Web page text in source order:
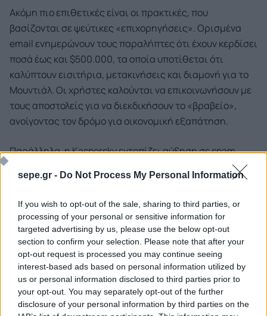
sepe.gr - Do Not Process My Personal Information
If you wish to opt-out of the sale, sharing to third parties, or
processing of your personal or sensitive information for
targeted advertising by us, please use the below opt-out
section to confirm your selection. Please note that after your
opt-out request is processed you may continue seeing
interest-based ads based on personal information utilized by
us or personal information disclosed to third parties prior to
your opt-out. You may separately opt-out of the further
disclosure of your personal information by third parties on the
Ακόμη πιο επιθετικές είναι οι πρακτικές, που
βασίζονται σε ψεύτικες «επιχορηγήσεις». Ορισμένα
email ενημερώνουν τους παραλήπτες ότι έχουν κερδίσει
ποσά έως και $500.000, τα οποία υποτίθεται ότι
καλύπτουν εισιτήρια, μετακινήσεις και διαμονή για το
Μουντιάλ. Οι χρήστες καλούνται να επικοινωνήσουν με
τους αποστολείς για να διεκδικήσουν το «βραβείο»,
ανοίγοντας τον δρόμο για οικονομική εξαπάτηση.
Παράλληλα, η Kaspersky εντοπίζει αύξηση σε spam
email και ανεπιθύμητες διαφημίσεις, που σχετίζονται
με τη διοργάνωση, ορισμένες εκ των οποίων περιέχουν
επιβεβαιώνει ότι οι μεγάλες αθλητικές διοργανώσεις
λειτουργούν ως «μαγνήτης» για τους επιτιθέμενους, οι
οποίοι εκμεταλλεύονται τη μαζικότητα και τον
ενθουσιασμό του κοινού.
«Δυστυχώς, οι μεγάλες αθλητικές διοργανώσεις, που
απευθύνονται στο ευρύ κοινό δεν περνούν ποτέ